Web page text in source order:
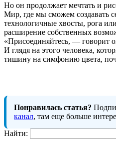
Но он продолжает мечтать и
Мир, где мы сможем создавать
технологичные хвосты, рога
расширение собственных
«Присоединяйтесь, — говорит
И глядя на этого человека,
тишину на симфонию цвета,
Понравилась статья?
канал, там еще больше
Найти: